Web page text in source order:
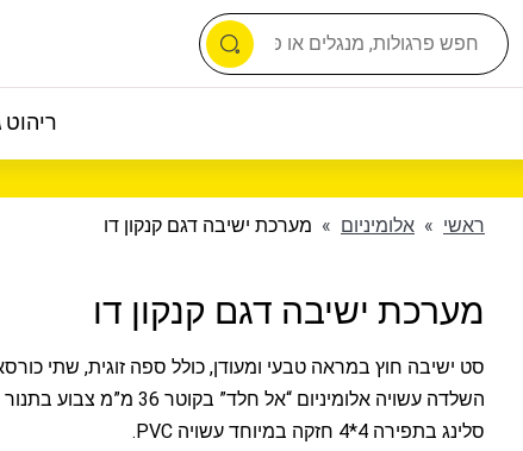
ריהוט
ראשי » אלומיניום » מערכת ישיבה דגם קנקון דו
מערכת ישיבה דגם קנקון דו
סט ישיבה חוץ במראה טבעי ומעודן, כולל ספה זוגית, שתי
השלדה עשויה אלומיניום “אל חלד” בקוטר
סלינג בתפירה 4*4 חזקה במיוחד עשויה PVC.